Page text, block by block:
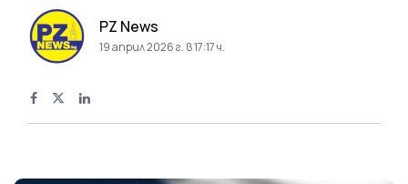
PZ News
19 април 2026 г. в 17:17 ч.